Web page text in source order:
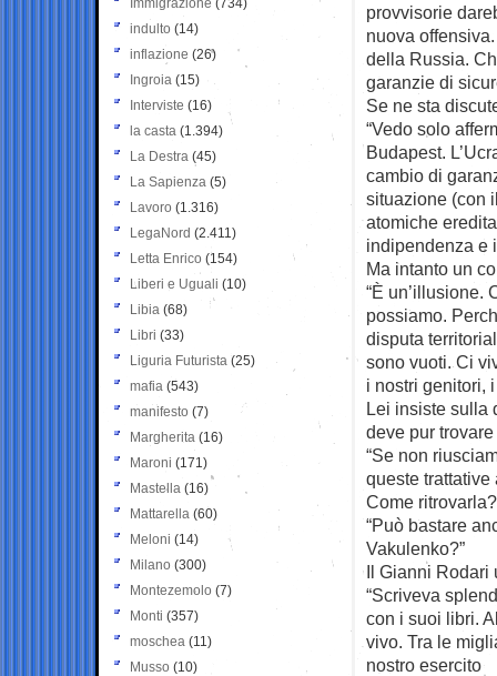
provvisorie
nuova
della Russia.
garanzie di
Se ne sta
“Vedo solo
Budapest.
cambio di
situazione (con
atomiche
indipendenza e
Ma intanto un
“È un’illusione.
possiamo.
disputa
sono vuoti. Ci
i nostri genitori,
Lei insiste sulla
deve pur
“Se non
queste trattative
Come ritrovarla?
“Può bastare
Vakulenko?”
Il Gianni
“Scriveva
con i suoi libri.
vivo. Tra le
nostro esercito
Immigrazione (734)
indulto (14)
inflazione (26)
Ingroia (15)
Interviste (16)
la casta (1.394)
La Destra (45)
La Sapienza (5)
Lavoro (1.316)
LegaNord (2.411)
Letta Enrico (154)
Liberi e Uguali (10)
Libia (68)
Libri (33)
Liguria Futurista (25)
mafia (543)
manifesto (7)
Margherita (16)
Maroni (171)
Mastella (16)
Mattarella (60)
Meloni (14)
Milano (300)
Montezemolo (7)
Monti (357)
moschea (11)
Musso (10)